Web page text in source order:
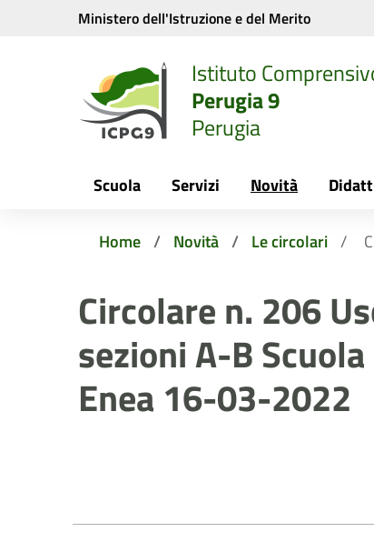
Vai ai contenuti
Vai al menu di navigazione
Ministero dell'Istruzione e del Merito
Istituto
Perugia 9
Perugia
Scuola Servizi Novità
Home Novità Le circolari
Circolare n. 206
sezioni A-B
Enea 16-03-2022